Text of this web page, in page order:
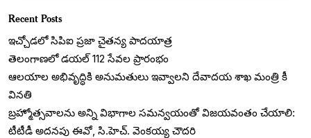
Recent Posts
ఇచ్చోడలో సిపిఐ ప్రజా చైతన్య పాదయాత్ర
తెలంగాణలో డయల్‌ 112 సేవల ప్రారంభం
ఆలయాల అభివృద్ధికి అనుమతులు ఇవ్వాలని దేవాదయ శాఖ మంత్రి కీ
వినతి
బ్రహ్మోత్సవాలను అన్ని విభాగాల సమన్వయంతో విజయవంతం చేయాలి:
టీటీడీ అదనపు ఈవో, సి.హెచ్. వెంకయ్య చౌదరి